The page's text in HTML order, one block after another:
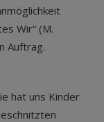
Wir“ (M.
Auftrag.
hat uns Kinder